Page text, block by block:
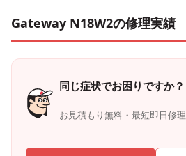
Gateway N18W2の修理実績
同じ症状でお困りですか？
お見積もり無料・最短即日修理